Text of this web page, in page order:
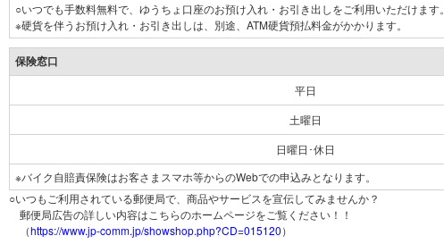
○いつでも手数料無料で、ゆうちょ口座のお預け入れ・お引き出しをご利用いただけます。
※硬貨を伴うお預け入れ・お引き出しは、別途、ATM硬貨預払料金がかかります。
保険窓口
平日
土曜日
日曜日･休日
※バイク自賠責保険はお客さまスマホ等からのWebでの申込みとなります。
○いつもご利用されている郵便局で、商品やサービスを宣伝してみませんか？
郵便局広告の詳しい内容はこちらのホームページをご覧ください！！
（https://www.jp-comm.jp/showshop.php?CD=015120）